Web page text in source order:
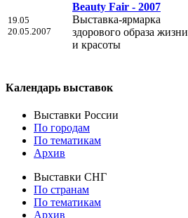
19.05
20.05.2007
Beauty Fair - 2007
Выставка-ярмарка
здорового образа жизни
и красоты
Календарь выставок
Выставки России
По городам
По тематикам
Архив
Выставки СНГ
По странам
По тематикам
Архив